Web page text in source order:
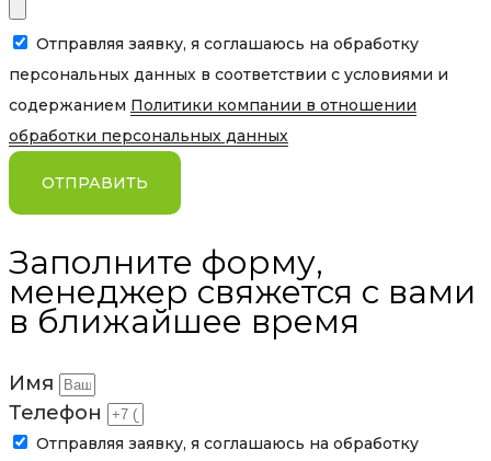
Отправляя заявку, я соглашаюсь на обработку
персональных данных в соответствии с условиями и
содержанием Политики компании в отношении
обработки персональных данных
ОТПРАВИТЬ
Заполните форму,
менеджер свяжется с вами
в ближайшее время
Имя
Телефон
Отправляя заявку, я соглашаюсь на обработку